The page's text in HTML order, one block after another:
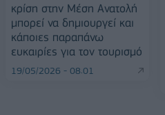
κρίση στην Μέση Ανατολή
μπορεί να δημιουργεί και
κάποιες παραπάνω
ευκαιρίες για τον τουρισμό
19/05/2026 - 08:01